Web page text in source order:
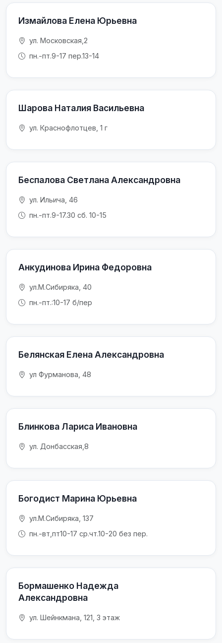
Измайлова Елена Юрьевна
ул. Московская,2
пн.-пт.9-17 пер.13-14
Шарова Наталия Васильевна
ул. Краснофлотцев, 1 г
Беспалова Светлана Александровна
ул. Ильича, 46
пн.-пт.9-17.30 сб. 10-15
Анкудинова Ирина Федоровна
ул.М.Сибиряка, 40
пн.-пт.:10-17 б/пер
Белянская Елена Александровна
ул Фурманова, 48
Блинкова Лариса Ивановна
ул. Донбасская,8
Богодист Марина Юрьевна
ул.М.Сибиряка, 137
пн.-вт,пт10-17 ср.чт.10-20 без пер.
Бормашенко Надежда
Александровна
ул. Шейнкмана, 121, 3 этаж